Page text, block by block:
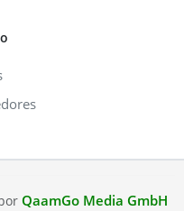
QaamGo Media GmbH